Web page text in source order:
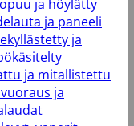
ja höylätty
ja paneeli
ja
ja mitallistettu
ja